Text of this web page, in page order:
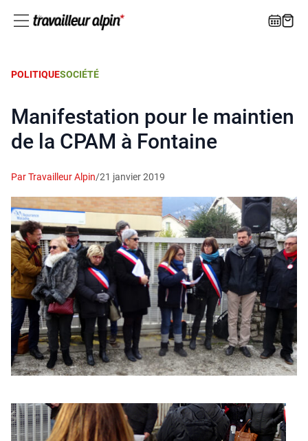
POLITIQUESOCIÉTÉ
Manifestation pour le maintien
de la CPAM à Fontaine
Par Travailleur Alpin/21 janvier 2019